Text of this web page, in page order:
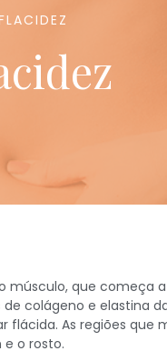
músculo, que começa
colágeno e elastina
flácida. As regiões que
e o rosto.